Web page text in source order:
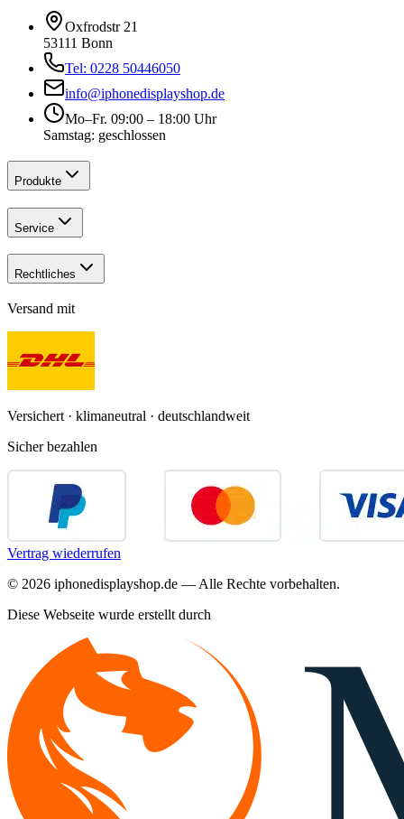
Oxfrodstr 21
53111 Bonn
Tel: 0228 50446050
info@iphonedisplayshop.de
Mo–Fr. 09:00 – 18:00 Uhr
Samstag: geschlossen
Produkte
Service
Rechtliches
Versand mit
Versichert · klimaneutral · deutschlandweit
Sicher bezahlen
Vertrag wiederrufen
© 2026 iphonedisplayshop.de — Alle Rechte vorbehalten.
Diese Webseite wurde erstellt durch